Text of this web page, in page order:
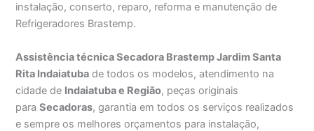
instalação, conserto, reparo, reforma e manutenção de
Refrigeradores Brastemp.
Assistência técnica Secadora Brastemp Jardim Santa
Rita Indaiatuba de todos os modelos, atendimento na
cidade de Indaiatuba e Região, peças originais
paraSecadoras, garantia em todos os serviços realizados
e sempre os melhores orçamentos para instalação,